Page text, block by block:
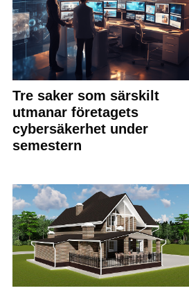
Tre saker som särskilt
utmanar företagets
cybersäkerhet under
semestern